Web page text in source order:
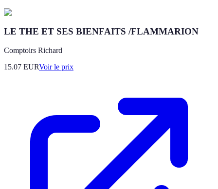
LE THE ET SES BIENFAITS /FLAMMARION
Comptoirs Richard
15.07 EURVoir le prix